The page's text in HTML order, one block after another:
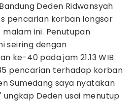
Deden Ridwansyah
pencarian korban longsor
ini. Penutupan
seiring dengan
ke-40 pada jam 21.13 WIB.
pencarian terhadap korban
Sumedang saya nyatakan
ungkap Deden usai menutup